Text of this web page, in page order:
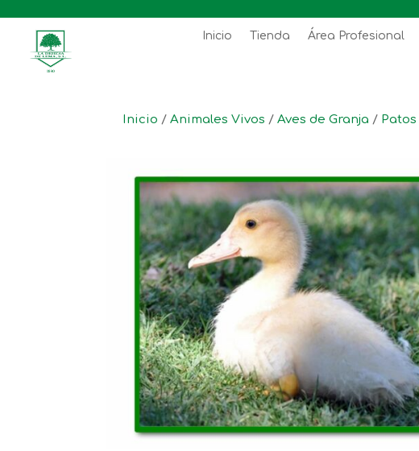
Inicio Tienda Área Profesional
Inicio / Animales Vivos / Aves de Granja / Patos